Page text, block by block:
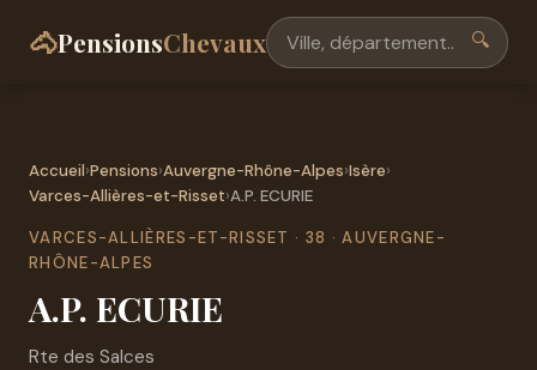
🐴PensionsChevaux 🔍
Accueil›Pensions›Auvergne-Rhône-Alpes›Isère›
Varces-Allières-et-Risset›A.P. ECURIE
VARCES-ALLIÈRES-ET-RISSET · 38 · AUVERGNE-
RHÔNE-ALPES
A.P. ECURIE
Rte des Salces